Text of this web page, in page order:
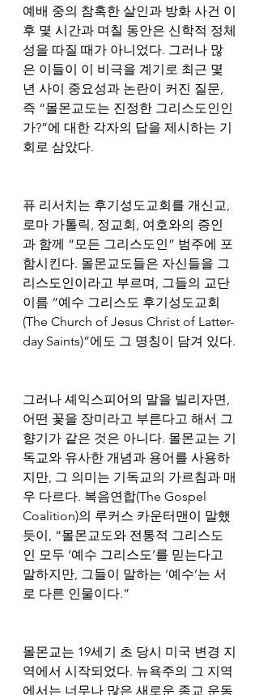
예배 중의 참혹한 살인과 방화 사건 이
후 몇 시간과 며칠 동안은 신학적 정체
성을 따질 때가 아니었다. 그러나 많
은 이들이 이 비극을 계기로 최근 몇
년 사이 중요성과 논란이 커진 질문,
즉 “몰몬교도는 진정한 그리스도인인
가?”에 대한 각자의 답을 제시하는 기
회로 삼았다.
퓨 리서치는 후기성도교회를 개신교,
로마 가톨릭, 정교회, 여호와의 증인
과 함께 “모든 그리스도인” 범주에 포
함시킨다. 몰몬교도들은 자신들을 그
리스도인이라고 부르며, 그들의 교단
이름 “예수 그리스도 후기성도교회
(The Church of Jesus Christ of Latter-
day Saints)”에도 그 명칭이 담겨 있다.
그러나 셰익스피어의 말을 빌리자면,
어떤 꽃을 장미라고 부른다고 해서 그
향기가 같은 것은 아니다. 몰몬교는 기
독교와 유사한 개념과 용어를 사용하
지만, 그 의미는 기독교의 가르침과 매
우 다르다. 복음연합(The Gospel
Coalition)의 루커스 카운터맨이 말했
듯이, “몰몬교도와 전통적 그리스도
인 모두 ‘예수 그리스도’를 믿는다고
말하지만, 그들이 말하는 ‘예수’는 서
로 다른 인물이다.”
몰몬교는 19세기 초 당시 미국 변경 지
역에서 시작되었다. 뉴욕주의 그 지역
에서는 너무나 많은 새로운 종교 운동